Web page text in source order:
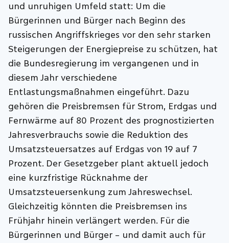
und unruhigen Umfeld statt: Um die
Bürgerinnen und Bürger nach Beginn des
russischen Angriffskrieges vor den sehr starken
Steigerungen der Energiepreise zu schützen, hat
die Bundesregierung im vergangenen und in
diesem Jahr verschiedene
Entlastungsmaßnahmen eingeführt. Dazu
gehören die Preisbremsen für Strom, Erdgas und
Fernwärme auf 80 Prozent des prognostizierten
Jahresverbrauchs sowie die Reduktion des
Umsatzsteuersatzes auf Erdgas von 19 auf 7
Prozent. Der Gesetzgeber plant aktuell jedoch
eine kurzfristige Rücknahme der
Umsatzsteuersenkung zum Jahreswechsel.
Gleichzeitig könnten die Preisbremsen ins
Frühjahr hinein verlängert werden. Für die
Bürgerinnen und Bürger – und damit auch für